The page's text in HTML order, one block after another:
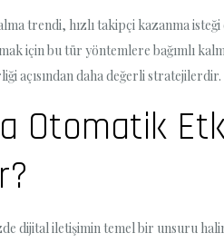
trendi, hızlı takipçi kazanma
için bu tür yöntemlere bağımlı
açısından daha değerli stratejilerdir.
Otomatik
dijital iletişimin temel bir unsuru